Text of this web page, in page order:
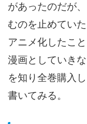
があったのだが
むのを止めていた
アニメ化したこ
漫画としていき
を知り全巻購入
書いてみる。